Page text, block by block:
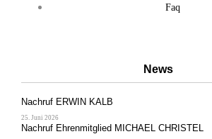
Faq
News
Nachruf ERWIN KALB
25. Juni 2026
Nachruf Ehrenmitglied MICHAEL CHRISTEL